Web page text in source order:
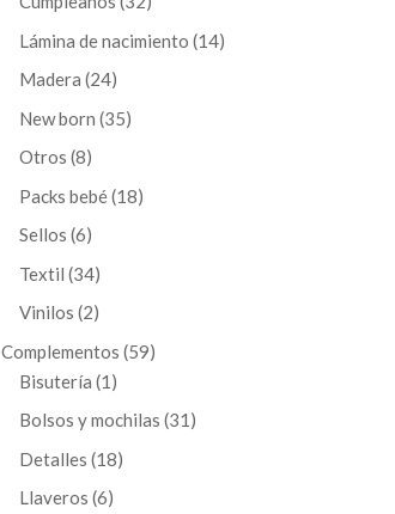
productos
Lámina de nacimiento 1414
Madera 2424
productos
New born 3535
Otros 88
productos
Packs bebé 1818
Sellos 66
productos
Textil 3434
productos
Vinilos 22
productos
Complementos 5959
Bisutería 1 1
producto
Bolsos y mochilas 31 31
Detalles 1818
Llaveros 66